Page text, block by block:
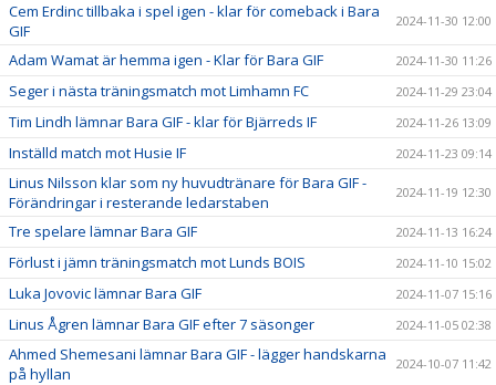
Cem Erdinc tillbaka i spel igen - klar för comeback i Bara
GIF
2024-11-30 12:00
Adam Wamat är hemma igen - Klar för Bara GIF 2024-11-30 11:26
Seger i nästa träningsmatch mot Limhamn FC 2024-11-29 23:04
Tim Lindh lämnar Bara GIF - klar för Bjärreds IF 2024-11-26 13:09
Inställd match mot Husie IF 2024-11-23 09:14
Linus Nilsson klar som ny huvudtränare för Bara GIF -
Förändringar i resterande ledarstaben
2024-11-19 12:30
Tre spelare lämnar Bara GIF 2024-11-13 16:24
Förlust i jämn träningsmatch mot Lunds BOIS 2024-11-10 15:02
Luka Jovovic lämnar Bara GIF 2024-11-07 15:16
Linus Ågren lämnar Bara GIF efter 7 säsonger 2024-11-05 02:38
Ahmed Shemesani lämnar Bara GIF - lägger handskarna
på hyllan
2024-10-07 11:42